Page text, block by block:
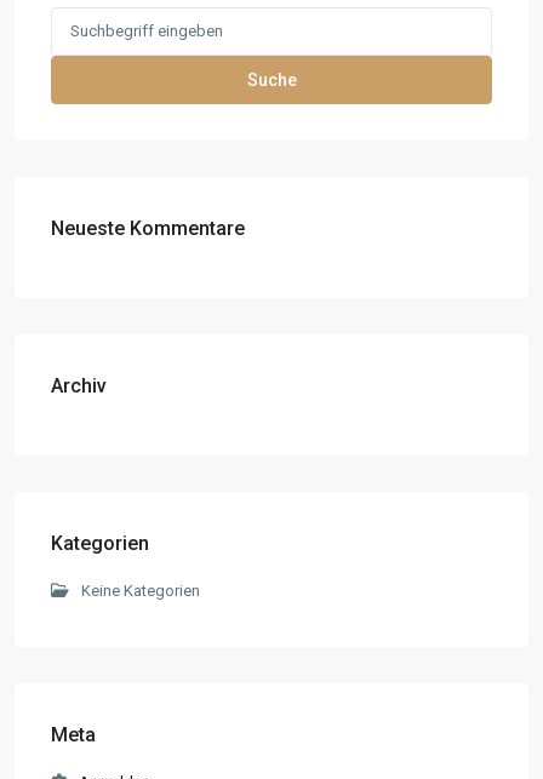
Suche
Neueste Kommentare
Archiv
Kategorien
Keine Kategorien
Meta